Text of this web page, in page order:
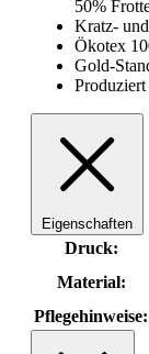
50%
Kratz-
Ökotex
Gold-
Eigenschaften
Druck:
Material:
Pflegehinweise: